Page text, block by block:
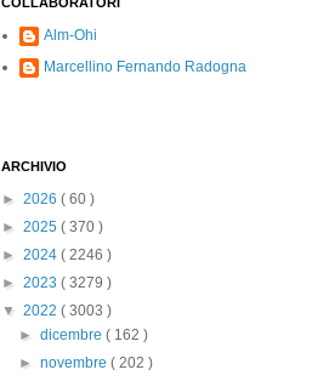
Alm-Ohi
Marcellino Fernando Radogna
ARCHIVIO
► 2026 ( 60 )
► 2025 ( 370 )
► 2024 ( 2246 )
► 2023 ( 3279 )
▼ 2022 ( 3003 )
►dicembre( 162 )
►novembre( 202 )